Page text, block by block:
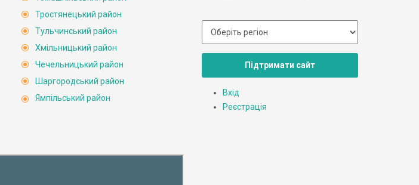
Тростянецький район
Тульчинський район
Хмільницький район
Чечельницький район
Шаргородський район
Ямпільський район
Підтримати сайт
Вхід
Реєстрація